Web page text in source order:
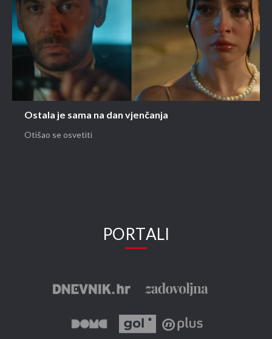
Ostala je sama na dan vjenčanja
Otišao se osvetiti
PORTALI